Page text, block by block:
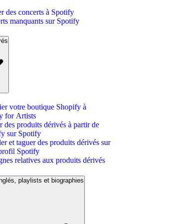
des concerts à Spotify
manquants sur Spotify
votre boutique Shopify à
for Artists
des produits dérivés à partir de
sur Spotify
et taguer des produits dérivés sur
Spotify
relatives aux produits dérivés
playlists et biographies